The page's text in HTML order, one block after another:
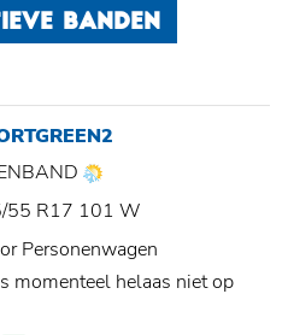
BANDEN
55 R17 101 W
Personenwagen
momenteel helaas niet op